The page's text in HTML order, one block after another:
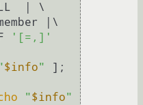
| \
F
'[=,]'
$info"
"$info"